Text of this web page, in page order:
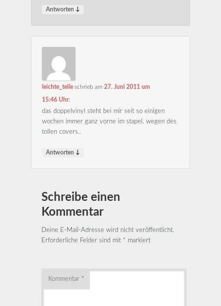
Antworten ↓
leichte_teile schrieb am 27. Juni 2011 um
15:46 Uhr:
das doppelvinyl steht bei mir seit so einigen
wochen immer ganz vorne im stapel. wegen des
tollen covers..
Antworten ↓
Schreibe einen
Kommentar
Deine E-Mail-Adresse wird nicht veröffentlicht.
Erforderliche Felder sind mit * markiert
Kommentar *